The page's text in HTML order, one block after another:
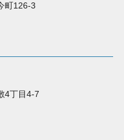
町126-3
4丁目4-7